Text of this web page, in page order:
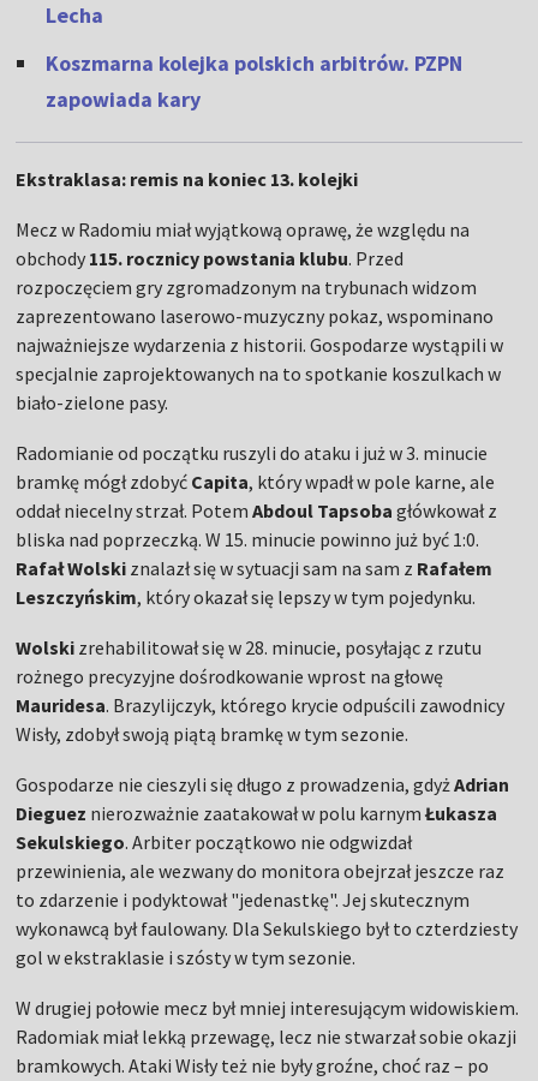
Lecha
Koszmarna kolejka polskich arbitrów. PZPN
zapowiada kary
Ekstraklasa: remis na koniec 13. kolejki
Mecz w Radomiu miał wyjątkową oprawę, że względu na
obchody 115. rocznicy powstania klubu. Przed
rozpoczęciem gry zgromadzonym na trybunach widzom
zaprezentowano laserowo-muzyczny pokaz, wspominano
najważniejsze wydarzenia z historii. Gospodarze wystąpili w
specjalnie zaprojektowanych na to spotkanie koszulkach w
biało-zielone pasy.
Radomianie od początku ruszyli do ataku i już w 3. minucie
bramkę mógł zdobyć Capita, który wpadł w pole karne, ale
oddał niecelny strzał. Potem Abdoul Tapsoba główkował z
bliska nad poprzeczką. W 15. minucie powinno już być 1:0.
Rafał Wolski znalazł się w sytuacji sam na sam z Rafałem
Leszczyńskim, który okazał się lepszy w tym pojedynku.
Wolski zrehabilitował się w 28. minucie, posyłając z rzutu
rożnego precyzyjne dośrodkowanie wprost na głowę
Mauridesa. Brazylijczyk, którego krycie odpuścili zawodnicy
Wisły, zdobył swoją piątą bramkę w tym sezonie.
Gospodarze nie cieszyli się długo z prowadzenia, gdyżAdrian
Dieguez nierozważnie zaatakował w polu karnymŁukasza
Sekulskiego. Arbiter początkowo nie odgwizdał
przewinienia, ale wezwany do monitora obejrzał jeszcze raz
to zdarzenie i podyktował "jedenastkę". Jej skutecznym
wykonawcą był faulowany. Dla Sekulskiego był to czterdziesty
gol w ekstraklasie i szósty w tym sezonie.
W drugiej połowie mecz był mniej interesującym widowiskiem.
Radomiak miał lekką przewagę, lecz nie stwarzał sobie okazji
bramkowych. Ataki Wisły też nie były groźne, choć raz – po